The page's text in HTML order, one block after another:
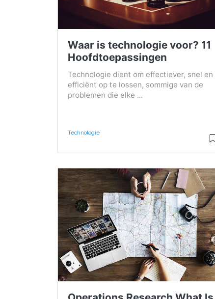
Waar is technologie voor? 11
Hoofdtoepassingen
Technologie dient om effectiever, snel en
efficiënt op te lossen, sommige van de
problemen die elke ...
Technologie